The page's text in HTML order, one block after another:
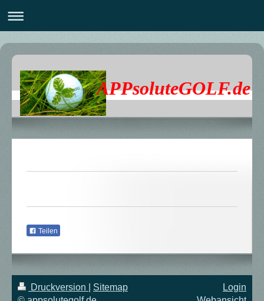
APPsoluteGOLF.de
Teilen
Druckversion
Sitemap
Login